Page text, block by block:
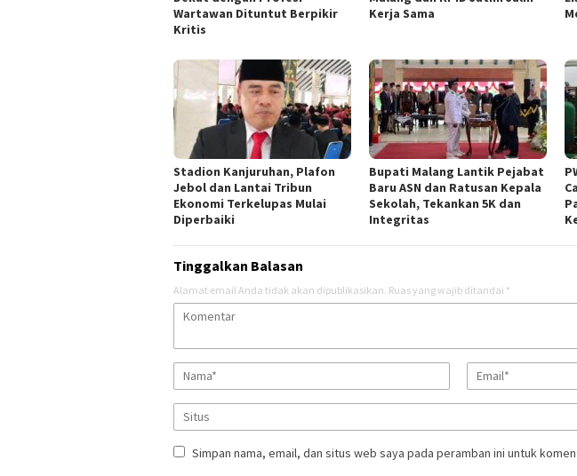
Wartawan Dituntut Berpikir
Kritis
Kerja Sama
Stadion Kanjuruhan, Plafon
Jebol dan Lantai Tribun
Ekonomi Terkelupas Mulai
Diperbaiki
Bupati Malang Lantik Pejabat
Baru ASN dan Ratusan Kepala
Sekolah, Tekankan 5K dan
Integritas
Tinggalkan Balasan
Alamat email Anda tidak akan dipublikasikan. Ruas yang wajib ditandai *
Simpan nama, email, dan situs web saya pada peramban ini untuk